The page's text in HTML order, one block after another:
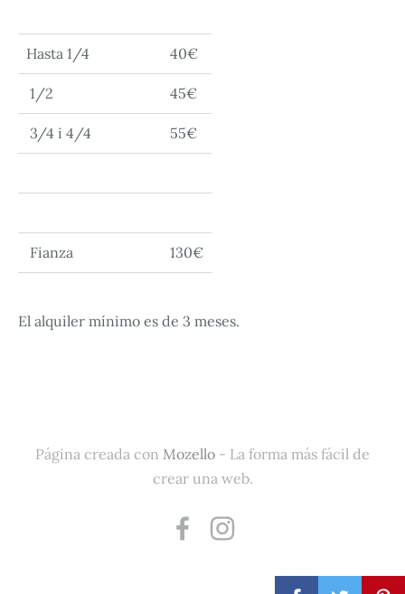
Hasta 1/4 40€
1/2 45€
3/4 i 4/4 55€
Fianza 130€
El alquiler mínimo es de 3 meses.
Página creada con Mozello - La forma más fácil de
crear una web.